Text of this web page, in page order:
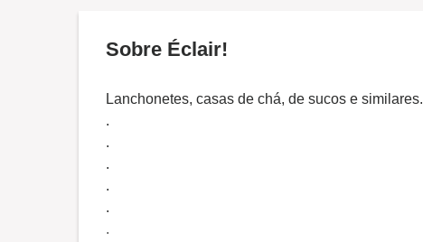
Sobre Éclair!
Lanchonetes, casas de chá, de sucos e similares.
.
.
.
.
.
.